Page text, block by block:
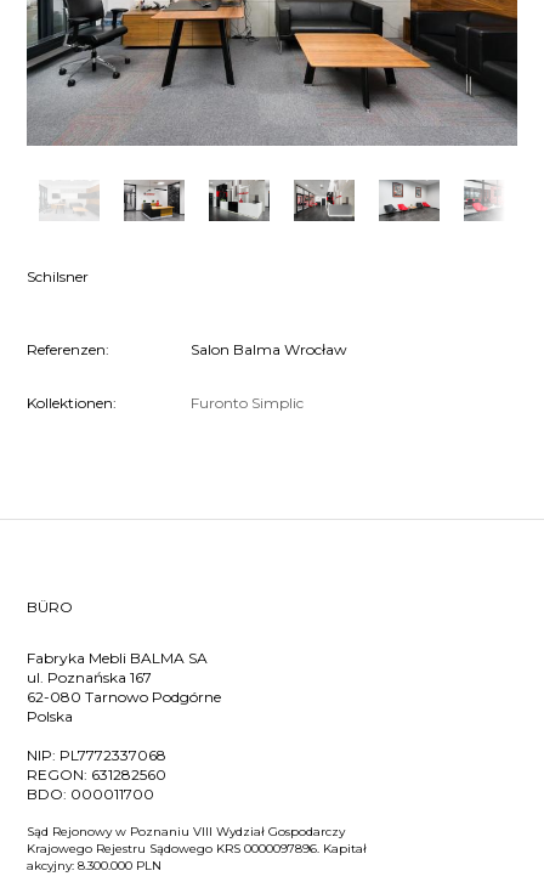
Schilsner
Referenzen: Salon Balma Wrocław
Kollektionen: Furonto Simplic
BÜRO
Fabryka Mebli BALMA SA
ul. Poznańska 167
62-080 Tarnowo Podgórne
Polska
NIP: PL7772337068
REGON: 631282560
BDO: 000011700
Sąd Rejonowy w Poznaniu VIII Wydział Gospodarczy
Krajowego Rejestru Sądowego KRS 0000097896. Kapitał
akcyjny: 8.300.000 PLN